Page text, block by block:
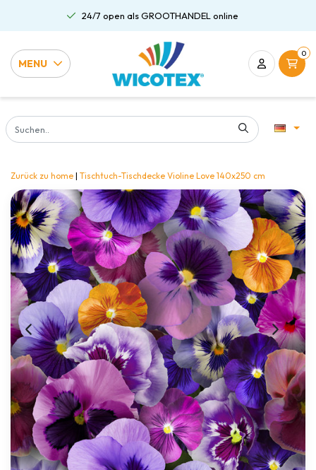
24/7 open als GROOTHANDEL online
MENU
0
Zurück zu home | Tischtuch-Tischdecke Violine Love 140x250 cm